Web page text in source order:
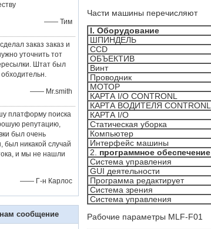
—— Тим
заказ заказ и
уточнить тот
Штат был
—— Mr.smith
платформу поиска
репутацию,
был очень
был никакой случай
и мы не нашли
—— Г-н Карлос
сообщение
Части машины перечисляют
I. Оборудование
ШПИНДЕЛЬ
CCD
ОБЪЕКТИВ
Винт
Проводник
МОТОР
КАРТА I/O CONTRONL
КАРТА ВОДИТЕЛЯ CONTRONL
КАРТА I/O
Статическая уборка
Компьютер
Интерфейс машины
2. программное обеспечение
Система управления
GUI деятельности
Программа редактирует
Система зрения
Система управления
Рабочие параметры MLF-F01